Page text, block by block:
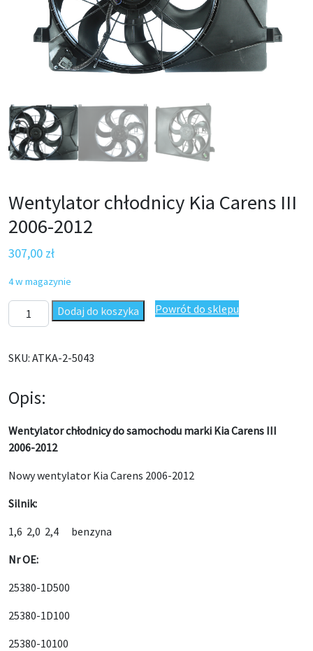
Wentylator chłodnicy Kia Carens III
2006-2012
307,00 zł
4 w magazynie
ilość Wentylator chłodnicy Kia Carens III 2006-2012
Dodaj do koszyka Powrót do sklepu
SKU: ATKA-2-5043
Opis:
Wentylator chłodnicy do samochodu marki Kia Carens III
2006-2012
Nowy wentylator Kia Carens 2006-2012
Silnik:
1,6 2,0 2,4 benzyna
Nr OE:
25380-1D500
25380-1D100
25380-10100